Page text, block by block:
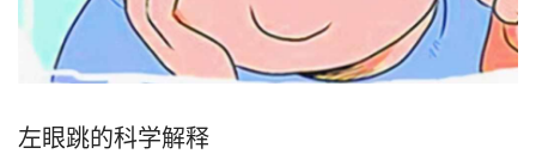
左眼跳的科学解释